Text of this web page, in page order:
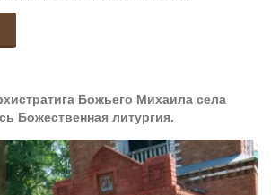
следопытов!"
Божьего Михаила села
Божественная литургия.